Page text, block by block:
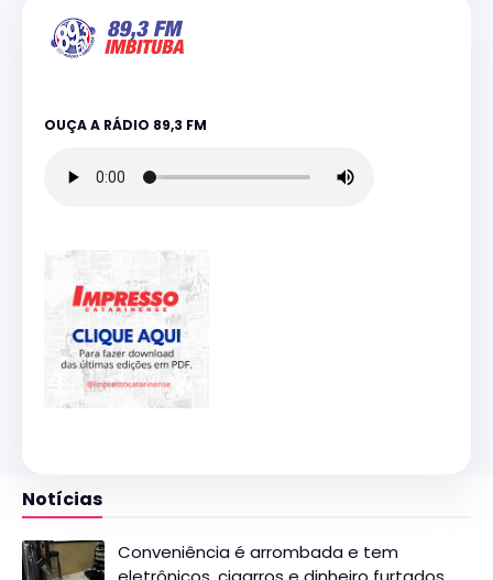
OUÇA A RÁDIO 89,3 FM
Notícias
Conveniência é arrombada e tem